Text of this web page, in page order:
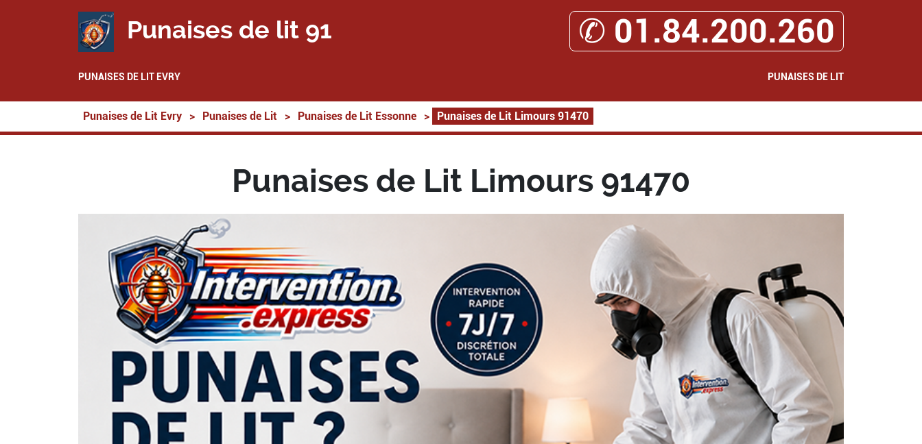
Punaises de lit 91 ✆ 01.84.200.260
PUNAISES DE LIT EVRY PUNAISES DE LIT
Punaises de Lit Evry > Punaises de Lit > Punaises de Lit Essonne > Punaises de Lit Limours 91470
Punaises de Lit Limours 91470